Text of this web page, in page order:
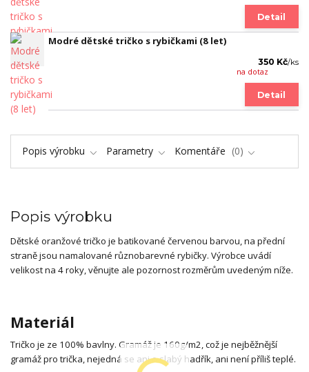
Detail
Modré dětské tričko s rybičkami (8 let)
350 Kč/ks
na dotaz
Detail
Popis výrobku Parametry Komentáře 0
Popis výrobku
Dětské oranžové tričko je batikované červenou barvou, na přední
straně jsou namalované různobarevné rybičky. Výrobce uvádí
velikost na 4 roky, věnujte ale pozornost rozměrům uvedeným níže.
Materiál
Tričko je ze 100% bavlny. Gramáž je 160g/m2, což je nejběžnější
gramáž pro trička, nejedná se ani o slabý hadřík, ani není příliš teplé.